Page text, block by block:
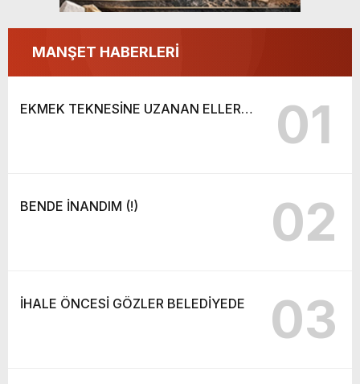
MANŞET HABERLERİ
EKMEK TEKNESİNE UZANAN ELLER… 01
BENDE İNANDIM (!) 02
İHALE ÖNCESİ GÖZLER BELEDİYEDE 03